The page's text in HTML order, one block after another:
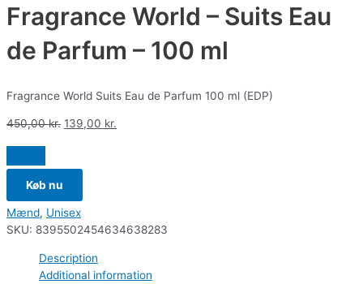
Fragrance World – Suits Eau
de Parfum – 100 ml
Fragrance World Suits Eau de Parfum 100 ml (EDP)
450,00kr. 139,00 kr.
Køb nu
Mænd, Unisex
SKU: 8395502454634638283
Description
Additional information